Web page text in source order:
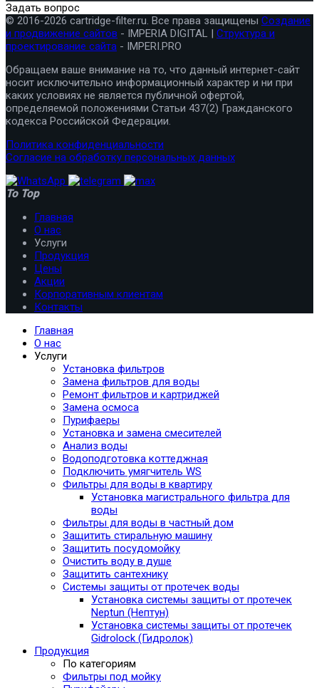
Задать вопрос
© 2016-2026 cartridge-filter.ru. Все права защищены Создание
и продвижение сайтов - IMPERIA DIGITAL | Структура и
проектирование сайта - IMPERI.PRO
Обращаем ваше внимание на то, что данный интернет-сайт
носит исключительно информационный характер и ни при
каких условиях не является публичной офертой,
определяемой положениями Статьи 437(2) Гражданского
кодекса Российской Федерации.
Политика конфиденциальности
Согласие на обработку персональных данных
To Top
Главная
О нас
Услуги
Продукция
Цены
Акции
Корпоративным клиентам
Контакты
Главная
О нас
Услуги
Установка фильтров
Замена фильтров для воды
Ремонт фильтров и картриджей
Замена осмоса
Пурифаеры
Установка и замена смесителей
Анализ воды
Водоподготовка коттеджная
Подключить умягчитель WS
Фильтры для воды в квартиру
Установка магистрального фильтра для
воды
Фильтры для воды в частный дом
Защитить стиральную машину
Защитить посудомойку
Очистить воду в душе
Защитить сантехнику
Системы защиты от протечек воды
Установка системы защиты от протечек
Neptun (Нептун)
Установка системы защиты от протечек
Gidrolock (Гидролок)
Продукция
По категориям
Фильтры под мойку